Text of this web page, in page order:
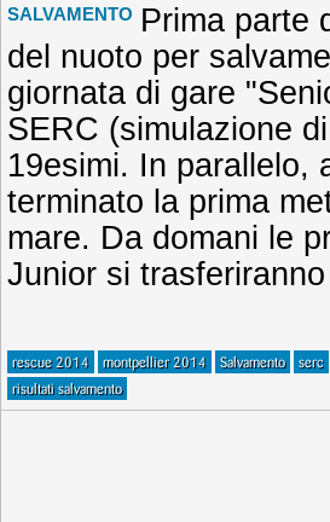
SALVAMENTO Prima parte
del nuoto per
giornata di gare
SERC (simulazione
19esimi. In parallelo,
terminato la prima
mare. Da domani le
Junior si
rescue 2014 montpellier 2014 Salvamento serc
risultati salvamento